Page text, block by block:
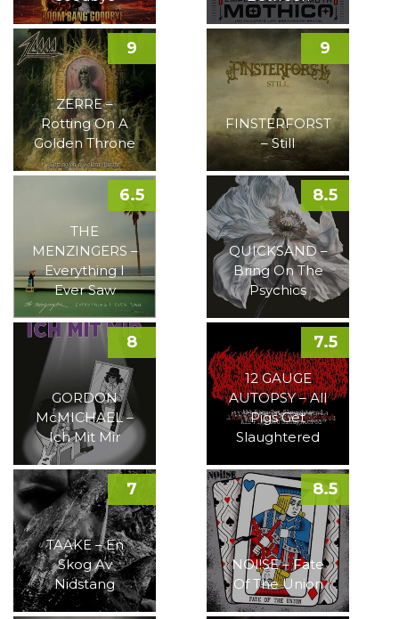
ZERRE –
Rotting On A
Golden Throne
9
FINSTERFORST
– Still
9
THE
MENZINGERS –
Everything I
Ever Saw
6.5
QUICKSAND –
Bring On The
Psychics
8.5
GORDON
McMICHAEL –
Ich Mit Mir
8
12 GAUGE
AUTOPSY – All
Pigs Get
Slaughtered
7.5
TAAKE – En
Skog Av
Nidstang
7
NOI!SE – Fate
Of The Union
8.5